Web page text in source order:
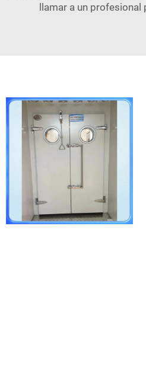
llamar a un profesional